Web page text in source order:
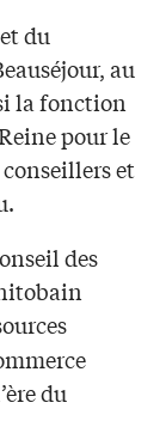
du
au
la fonction
pour le
conseillers et
des
du